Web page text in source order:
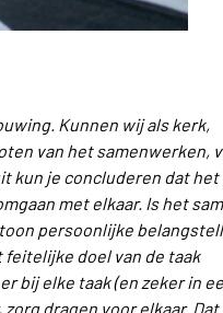
Kunnen wij als kerk,
van het samenwerken,
kun je concluderen dat het
met elkaar. Is het
persoonlijke
feitelijke doel van de taak
bij elke taak (en zeker in
dragen voor elkaar.